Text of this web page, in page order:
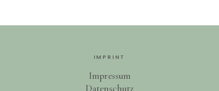
IMPRINT
Impressum
Datenschutz